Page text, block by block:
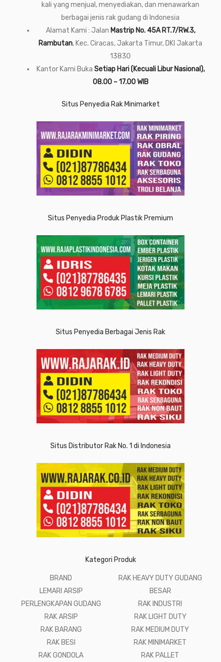
kali yang menjual, menyediakan, dan menawarkan
berbagai jenis rak gudang di Indonesia
Alamat Kami : Jalan Mastrip No. 45A RT.7/RW.3,
Rambutan, Kec. Ciracas, Jakarta Timur, DKI Jakarta
13830
Kantor Kami Buka Setiap Hari (Kecuali Libur Nasional),
08.00 – 17.00 WIB
Situs Penyedia Rak Minimarket
Situs Penyedia Produk Plastik Premium
Situs Penyedia Berbagai Jenis Rak
Situs Distributor Rak No. 1 di Indonesia
Kategori Produk
BRAND
LEMARI ARSIP
PERLENGKAPAN GUDANG
RAK ARSIP
RAK BARANG
RAK BESI
RAK GONDOLA
RAK HEAVY DUTY GUDANG
BESAR
RAK INDUSTRI
RAK LIGHT DUTY
RAK MEDIUM DUTY
RAK MINIMARKET
RAK PALLET